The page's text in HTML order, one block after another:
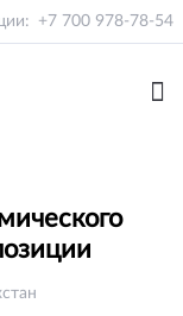
+7 700 978-78-54